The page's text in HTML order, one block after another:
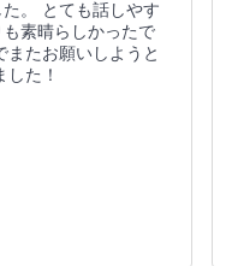
。 とても話しやす
素晴らしかったで
たお願いしようと
た！